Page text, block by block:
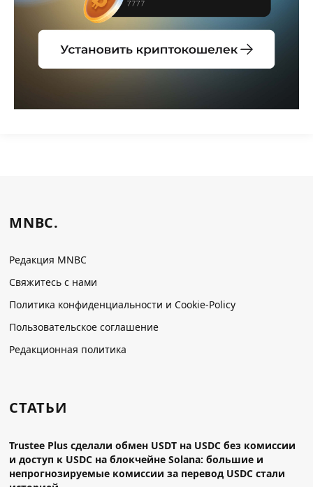
MNBC.
Редакция MNBC
Свяжитесь с нами
Политика конфиденциальности и Cookie-Policy
Пользовательское соглашение
Редакционная политика
СТАТЬИ
Trustee Plus сделали обмен USDT на USDC без комиссии
и доступ к USDC на блокчейне Solana: большие и
непрогнозируемые комиссии за перевод USDC стали